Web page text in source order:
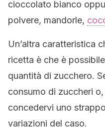
cioccolato bianco
polvere, mandorle,
Un’altra caratteristica
ricetta è che è
quantità di zucchero.
consumo di zuccheri
concedervi uno
variazioni del caso.